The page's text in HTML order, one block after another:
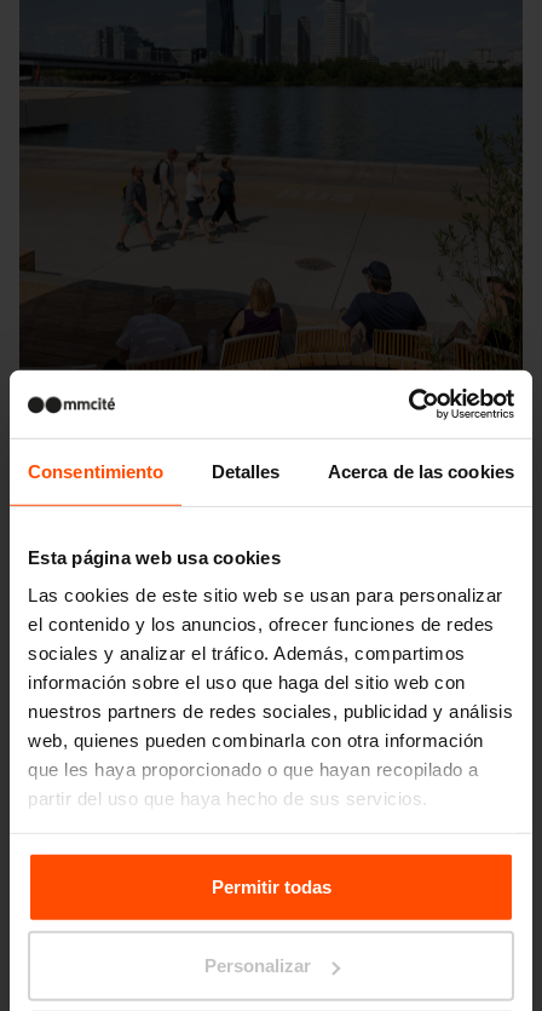
Consentimiento Detalles Acerca de las cookies
Esta página web usa cookies
Las cookies de este sitio web se usan para personalizar
el contenido y los anuncios, ofrecer funciones de redes
sociales y analizar el tráfico. Además, compartimos
información sobre el uso que haga del sitio web con
nuestros partners de redes sociales, publicidad y análisis
web, quienes pueden combinarla con otra información
que les haya proporcionado o que hayan recopilado a
partir del uso que haya hecho de sus servicios.
Para más información, visitePrinciples Relating to the
Processing Personal Data.Permitir todas
Personalizar
Seattle – Popup park